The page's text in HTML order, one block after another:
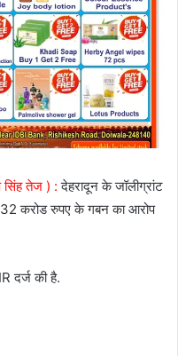
सिंह तेज ) : देहरादून के जॉलीग्रांट
करोड रुपए के गबन का आरोप
दर्ज की है.